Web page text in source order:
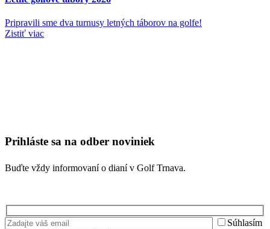
Pripravili sme dva turnusy letných táborov na golfe!
Zistiť viac
Prihláste sa na odber noviniek
Buďte vždy informovaní o dianí v Golf Trnava.
Súhlasím